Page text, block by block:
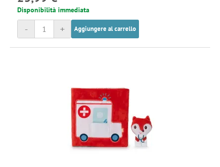
Disponibilità immediata
+
- Aggiungere al carrello